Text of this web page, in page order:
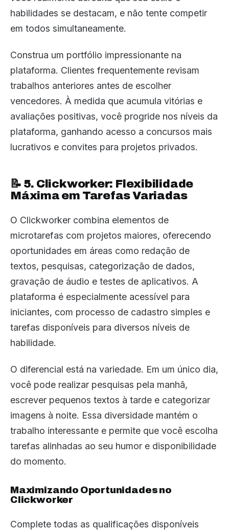
habilidades se destacam, e não tente competir
em todos simultaneamente.
Construa um portfólio impressionante na
plataforma. Clientes frequentemente revisam
trabalhos anteriores antes de escolher
vencedores. À medida que acumula vitórias e
avaliações positivas, você progride nos níveis da
plataforma, ganhando acesso a concursos mais
lucrativos e convites para projetos privados.
📝 5. Clickworker: Flexibilidade
Máxima em Tarefas Variadas
O Clickworker combina elementos de
microtarefas com projetos maiores, oferecendo
oportunidades em áreas como redação de
textos, pesquisas, categorização de dados,
gravação de áudio e testes de aplicativos. A
plataforma é especialmente acessível para
iniciantes, com processo de cadastro simples e
tarefas disponíveis para diversos níveis de
habilidade.
O diferencial está na variedade. Em um único dia,
você pode realizar pesquisas pela manhã,
escrever pequenos textos à tarde e categorizar
imagens à noite. Essa diversidade mantém o
trabalho interessante e permite que você escolha
tarefas alinhadas ao seu humor e disponibilidade
do momento.
Maximizando Oportunidades no
Clickworker
Complete todas as qualificações disponíveis